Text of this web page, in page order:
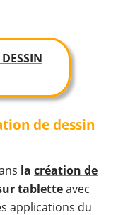
de dessin
la création de
tabletteavec
applications du